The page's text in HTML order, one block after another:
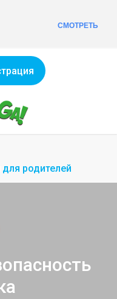
для родителей
СМОТРЕТЬ